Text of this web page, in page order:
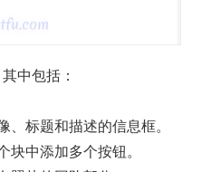
中包括：
标题和描述的信息框。
中添加多个按钮。